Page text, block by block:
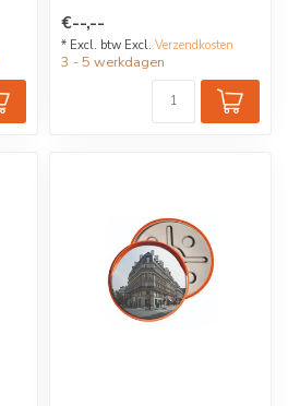
voor...
€--,--
* Excl. btw Excl. Verzendkosten
3 - 5 werkdagen